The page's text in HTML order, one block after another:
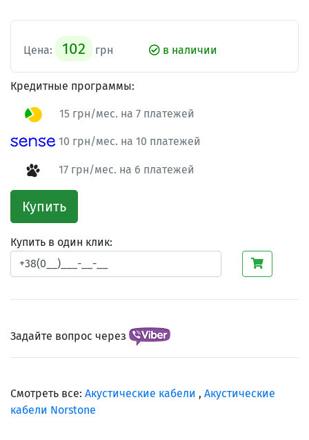
Цена: 102 грн в наличии
Кредитные программы:
15 грн/мес. на 7 платежей
10 грн/мес. на 10 платежей
17 грн/мес. на 6 платежей
Купить
Купить в один клик:
Задайте вопрос через
Смотреть все: Акустические кабели , Акустические
кабели Norstone